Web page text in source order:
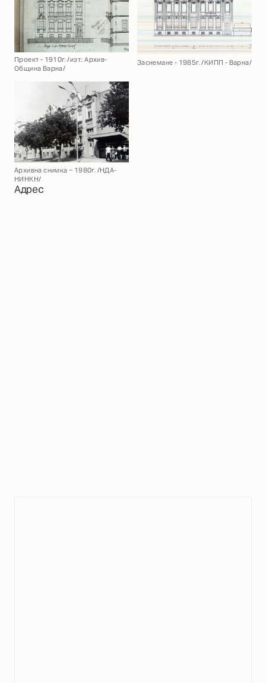
Проект - 1910г. /изт.: Архив-
Община Варна/
Заснемане - 1985г. /КИПП - Варна/
Архивна снимка ~ 1980г. /НДА-
НИНКН/
Адрес